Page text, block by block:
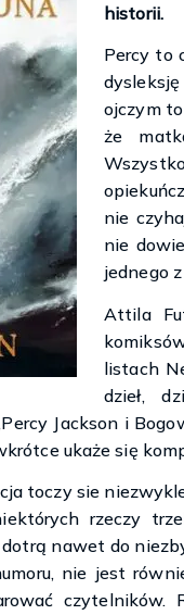
historii.
Percy to
ojczym
że
nie
nie
jednego
Attila
listach
dzieł,
Jackson i
ukaże się
toczy sie
rzeczy
nawet do
nie jest